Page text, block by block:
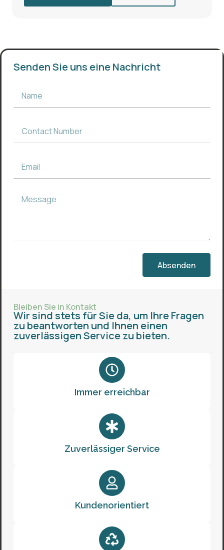
Bleiben Sie in Kontakt
Wir sind stets für Sie da, um Ihre Fragen
zu beantworten und Ihnen einen
zuverlässigen Service zu bieten.
Immer erreichbar
Zuverlässiger Service
Kundenorientiert
Senden Sie uns eine Nachricht
Absenden